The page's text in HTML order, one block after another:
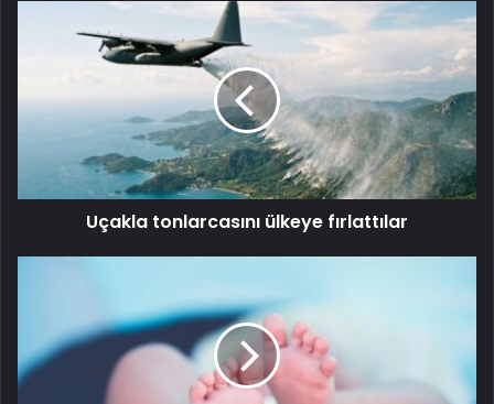
Uçakla tonlarcasını ülkeye fırlattılar